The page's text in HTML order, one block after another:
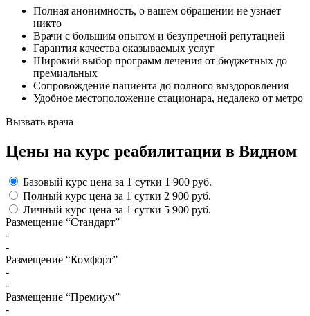
Полная анонимность, о вашем обращении не узнает
никто
Врачи с большим опытом и безупречной репутацией
Гарантия качества оказываемых услуг
Широкий выбор программ лечения от бюджетных до
премиальных
Сопровождение пациента до полного выздоровления
Удобное местоположение стационара, недалеко от метро
Вызвать врача
Цены на курс реабилитации в Видном
Базовый курс цена за 1 сутки 1 900 руб.
Полный курс цена за 1 сутки 2 900 руб.
Личный курс цена за 1 сутки 5 900 руб.
Размещение “Стандарт”
-
-
Размещение “Комфорт”
-
-
Размещение “Премиум”
-